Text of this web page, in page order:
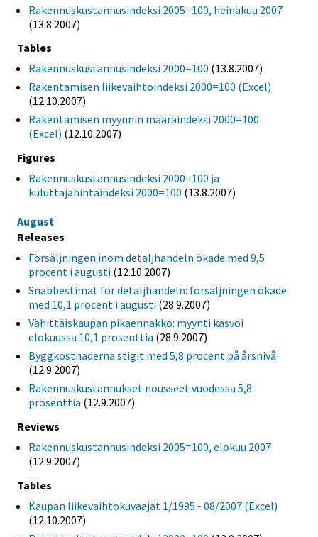
Rakennuskustannusindeksi 2005=100, heinäkuu 2007
(13.8.2007)
Tables
Rakennuskustannusindeksi 2000=100 (13.8.2007)
Rakentamisen liikevaihtoindeksi 2000=100 (Excel)
(12.10.2007)
Rakentamisen myynnin määräindeksi 2000=100
(Excel) (12.10.2007)
Figures
Rakennuskustannusindeksi 2000=100 ja
kuluttajahintaindeksi 2000=100 (13.8.2007)
August
Releases
Försäljningen inom detaljhandeln ökade med 9,5
procent i augusti (12.10.2007)
Snabbestimat för detaljhandeln: försäljningen ökade
med 10,1 procent i augusti (28.9.2007)
Vähittäiskaupan pikaennakko: myynti kasvoi
elokuussa 10,1 prosenttia (28.9.2007)
Byggkostnaderna stigit med 5,8 procent på årsnivå
(12.9.2007)
Rakennuskustannukset nousseet vuodessa 5,8
prosenttia (12.9.2007)
Reviews
Rakennuskustannusindeksi 2005=100, elokuu 2007
(12.9.2007)
Tables
Kaupan liikevaihtokuvaajat 1/1995 - 08/2007 (Excel)
(12.10.2007)